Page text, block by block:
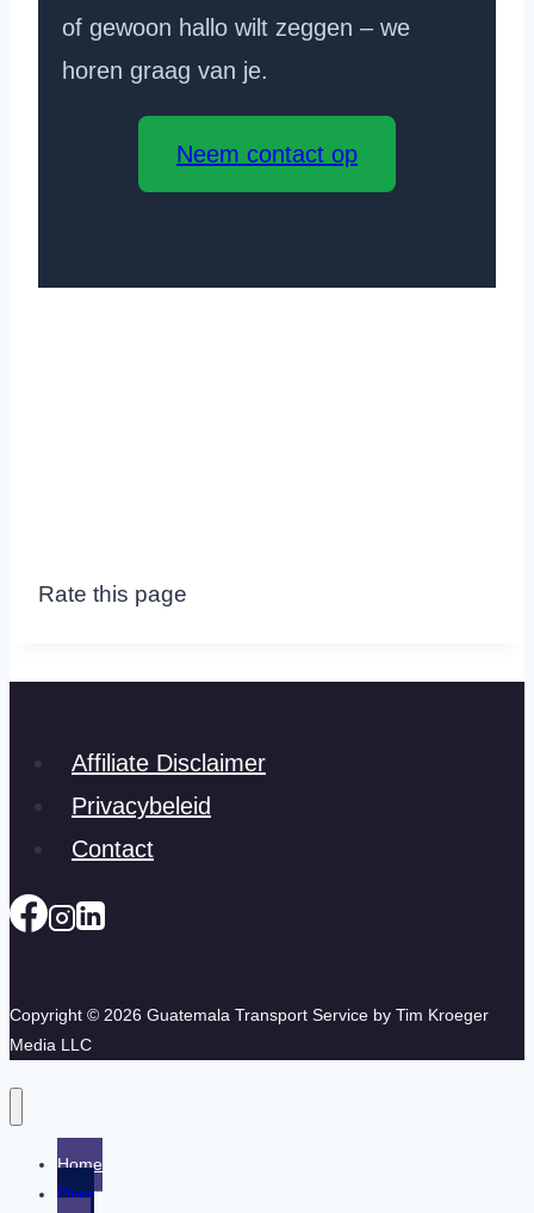
of gewoon hallo wilt zeggen – we
horen graag van je.
Neem contact op
Rate this page
Affiliate Disclaimer
Privacybeleid
Contact
Copyright © 2026 Guatemala Transport Service by Tim Kroeger
Media LLC
Home
Over